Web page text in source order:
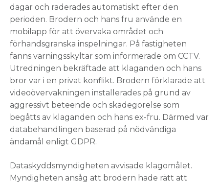
dagar och raderades automatiskt efter den
perioden. Brodern och hans fru använde en
mobilapp för att övervaka området och
förhandsgranska inspelningar. På fastigheten
fanns varningsskyltar som informerade om CCTV.
Utredningen bekräftade att klaganden och hans
bror var i en privat konflikt. Brodern förklarade att
videoövervakningen installerades på grund av
aggressivt beteende och skadegörelse som
begåtts av klaganden och hans ex-fru. Därmed var
databehandlingen baserad på nödvändiga
ändamål enligt GDPR.
Dataskyddsmyndigheten avvisade klagomålet.
Myndigheten ansåg att brodern hade rätt att